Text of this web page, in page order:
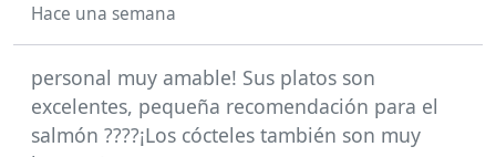
Hace una semana
personal muy amable! Sus platos son
excelentes, pequeña recomendación para el
salmón ????¡Los cócteles también son muy